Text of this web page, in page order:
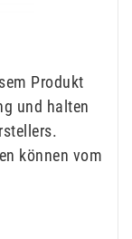
Produkt
und halten
können vom